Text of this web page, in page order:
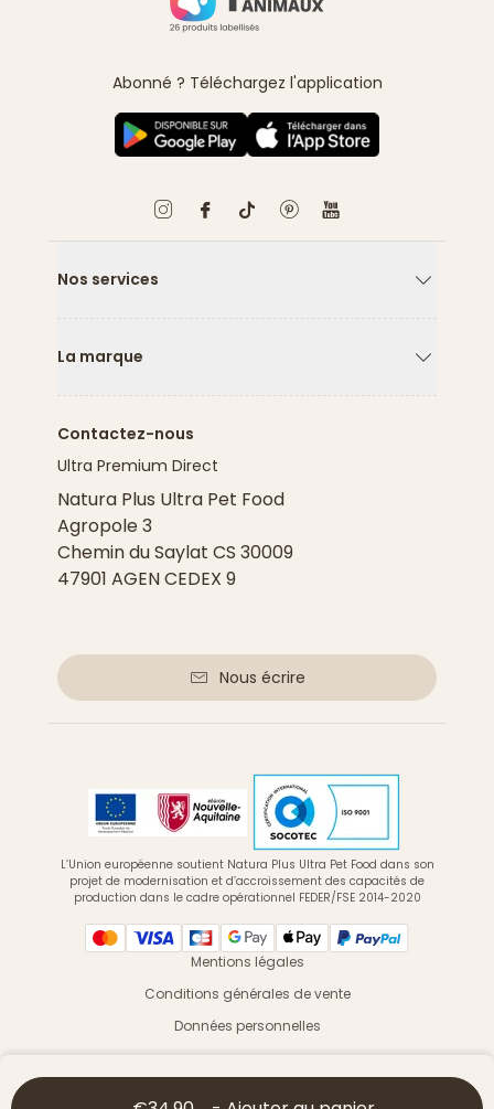
Abonné ? Téléchargez l'application
Nos services
La marque
Contactez-nous
Ultra Premium Direct
Natura Plus Ultra Pet Food
Agropole 3
Chemin du Saylat CS 30009
47901 AGEN CEDEX 9
Nous écrire
L’Union européenne soutient Natura Plus Ultra Pet Food dans son
projet de modernisation et d’accroissement des capacités de
production dans le cadre opérationnel FEDER/FSE 2014-2020
Mentions légales
Conditions générales de vente
Données personnelles
© 2026 Ultra Premium Direct - Tous droits réservés